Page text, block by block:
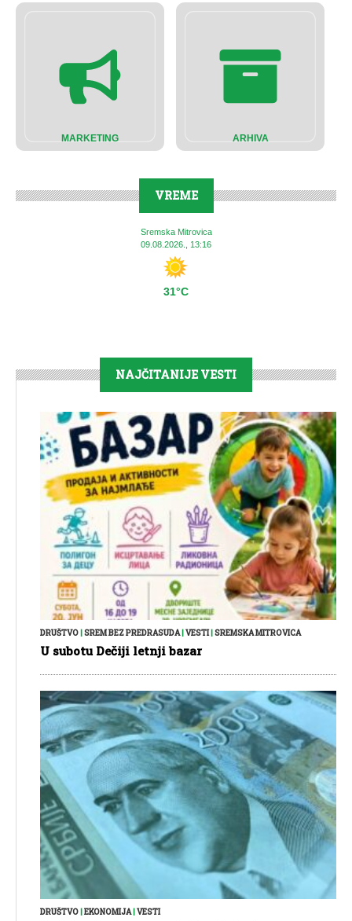
MARKETING ARHIVA
VREME
Sremska Mitrovica
09.08.2026., 13:16
31°C
NAJČITANIJE VESTI
DRUŠTVO SREM BEZ PREDRASUDA| VESTI| SREMSKA MITROVICA
U subotu Dečiji letnji bazar
DRUŠTVO EKONOMIJA| VESTI